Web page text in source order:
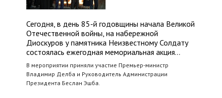
Сегодня, в день 85-й годовщины начала Великой
Отечественной войны, на набережной
Диоскуров у памятника Неизвестному Солдату
состоялась ежегодная мемориальная акция…
В мероприятии приняли участие Премьер-министр
Владимир Делба и Руководитель Администрации
Президента Беслан Эшба.